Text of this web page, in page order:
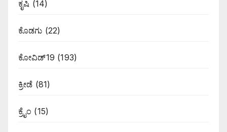
ಕೃಷಿ (14)
ಕೊಡಗು (22)
ಕೋವಿಡ್19 (193)
ಕ್ರೀಡೆ (81)
ಕ್ರೈಂ (15)